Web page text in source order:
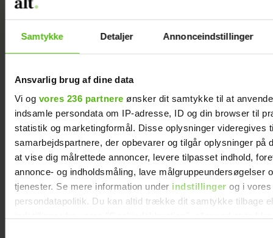
Samtykke Detaljer Annonceindstillinger
Ansvarlig brug af dine data
Vi og vores 236 partnere ønsker dit samtykke til at
indsamle persondata om IP-adresse, ID og din browser til
statistik og marketingformål. Disse oplysninger videregives
samarbejdspartnere, der opbevarer og tilgår oplysninger på
at vise dig målrettede annoncer, levere tilpasset indhold,
annonce- og indholdsmåling, lave målgruppeundersøgelser
tjenester. Se mere information under indstillinger og i vores
persondatapolitik. Du kan altid trække dit samtykke tilbage
Simon fra “Nybyggerne” efter brud: Er flyttet
hjem